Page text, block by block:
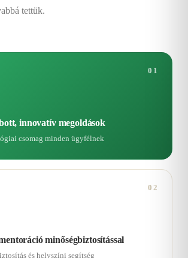
tettük.
01
innovatív megoldások
csomag minden ügyfélnek
02
minőségbiztosítással
és helyszíni segítség